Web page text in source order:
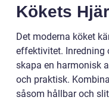
Kökets
Det moderna köket
effektivitet. Inredning
skapa en harmonisk
och praktisk.
såsom hållbar och